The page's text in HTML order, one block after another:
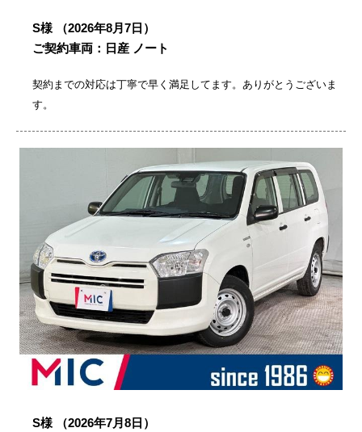
S様
（2026年8月7日）
ご契約車両：日産 ノート
契約までの対応は丁寧で早く満足してます。ありがとうございま
す。
S様 （2026年7月8日）